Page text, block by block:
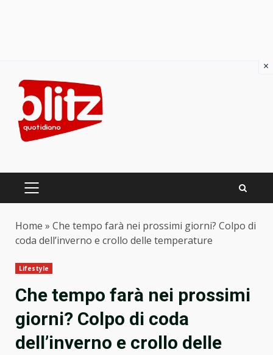
content
PRIMARY
Home » Che tempo farà nei prossimi giorni? Colpo di
coda dell’inverno e crollo delle temperature
Lifestyle
Che tempo farà nei prossimi
giorni? Colpo di coda
dell’inverno e crollo delle
×